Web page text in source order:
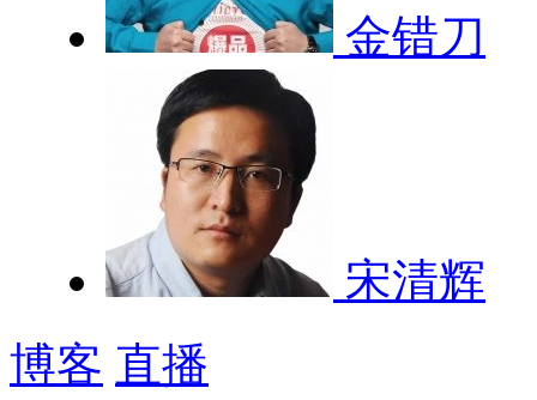
金错刀
宋清辉
博客 直播